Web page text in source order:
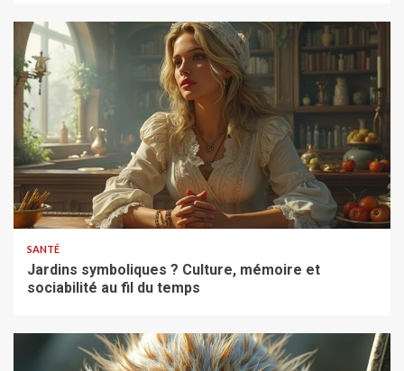
SANTÉ
Jardins symboliques ? Culture, mémoire et
sociabilité au fil du temps